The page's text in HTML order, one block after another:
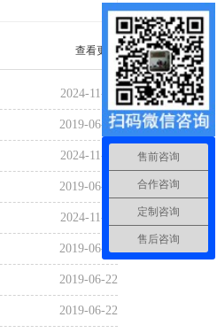
查看更多
2024-11-21
2019-06-22
2024-11-21
2019-06-22
2024-11-21
2019-06-22
2019-06-22
2019-06-22
售前咨询
合作咨询
定制咨询
售后咨询